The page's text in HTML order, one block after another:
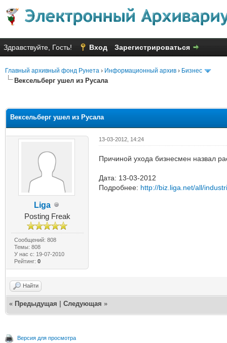
Здравствуйте, Гость! Вход Зарегистрироваться
Главный архивный фонд Рунета › Информационный архив › Бизнес
Вексельберг ушел из Русала
Вексельберг ушел из Русала
Liga
Posting Freak
Сообщений: 808
Темы: 808
У нас с: 19-07-2010
Рейтинг: 0
13-03-2012, 14:24
Причиной ухода бизнесмен назвал
Дата: 13-03-2012
Подробнее: http://biz.liga.net/all/
Найти
« Предыдущая Следующая »
Версия для просмотра